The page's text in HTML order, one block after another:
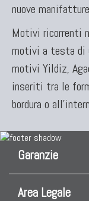
nuove
Motivi ricorrenti
motivi a testa di
motivi Yildiz,
inseriti tra le
bordura o
Garanzie
Area Legale